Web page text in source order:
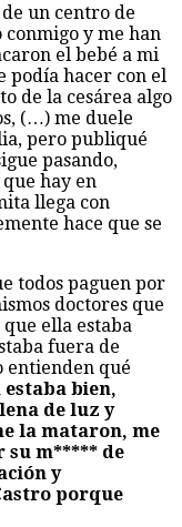
un centro de
y me han
el bebé a mi
podía hacer con el
de la cesárea algo
(…) me duele
pero publiqué
pasando,
hay en
llega con
hace que se
todos paguen por
doctores que
ella estaba
fuera de
entienden qué
bien,
de luz y
la mataron, me
su m***** de
y
porque